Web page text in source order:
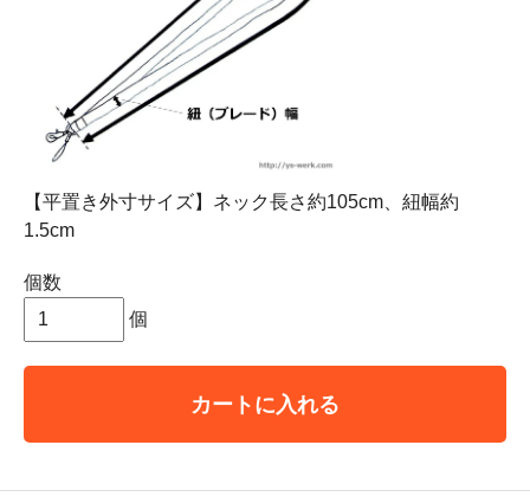
【平置き外寸サイズ】ネック長さ約105cm、紐幅約
1.5cm
個数
個
カートに入れる